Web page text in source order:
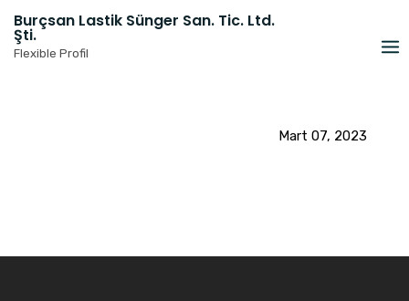
content
Burçsan Lastik Sünger San. Tic. Ltd.
Şti.
Flexible Profil
Mart 07, 2023